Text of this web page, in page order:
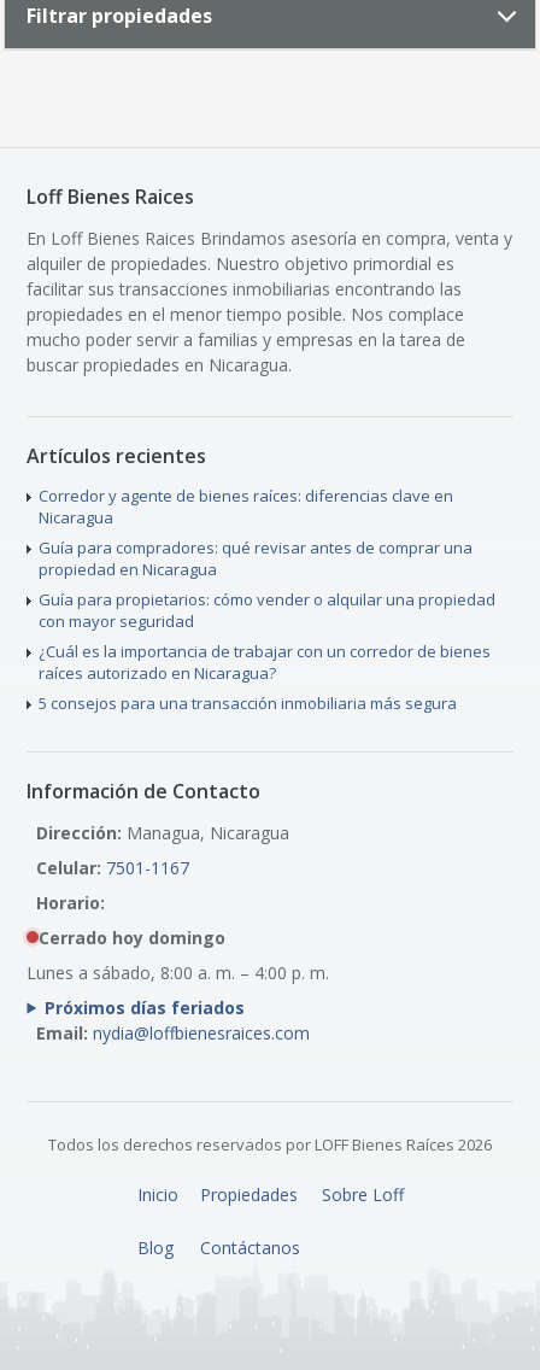
Filtrar propiedades
Loff Bienes Raices
En Loff Bienes Raices Brindamos asesoría en compra, venta y
alquiler de propiedades. Nuestro objetivo primordial es
facilitar sus transacciones inmobiliarias encontrando las
propiedades en el menor tiempo posible. Nos complace
mucho poder servir a familias y empresas en la tarea de
buscar propiedades en Nicaragua.
Artículos recientes
Corredor y agente de bienes raíces: diferencias clave en
Nicaragua
Guía para compradores: qué revisar antes de comprar una
propiedad en Nicaragua
Guía para propietarios: cómo vender o alquilar una propiedad
con mayor seguridad
¿Cuál es la importancia de trabajar con un corredor de bienes
raíces autorizado en Nicaragua?
5 consejos para una transacción inmobiliaria más segura
Información de Contacto
Dirección: Managua, Nicaragua
Celular: 7501-1167
Horario:
Cerrado hoy domingo
Lunes a sábado, 8:00 a. m. – 4:00 p. m.
Próximos días feriados
Email: nydia@loffbienesraices.com
Todos los derechos reservados por LOFF Bienes Raíces 2026
Inicio Propiedades Sobre Loff
Blog Contáctanos